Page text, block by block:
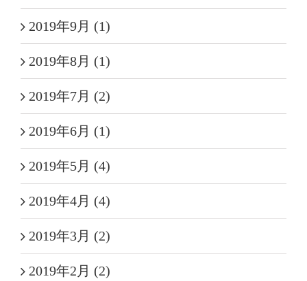
2019年9月 (1)
2019年8月 (1)
2019年7月 (2)
2019年6月 (1)
2019年5月 (4)
2019年4月 (4)
2019年3月 (2)
2019年2月 (2)